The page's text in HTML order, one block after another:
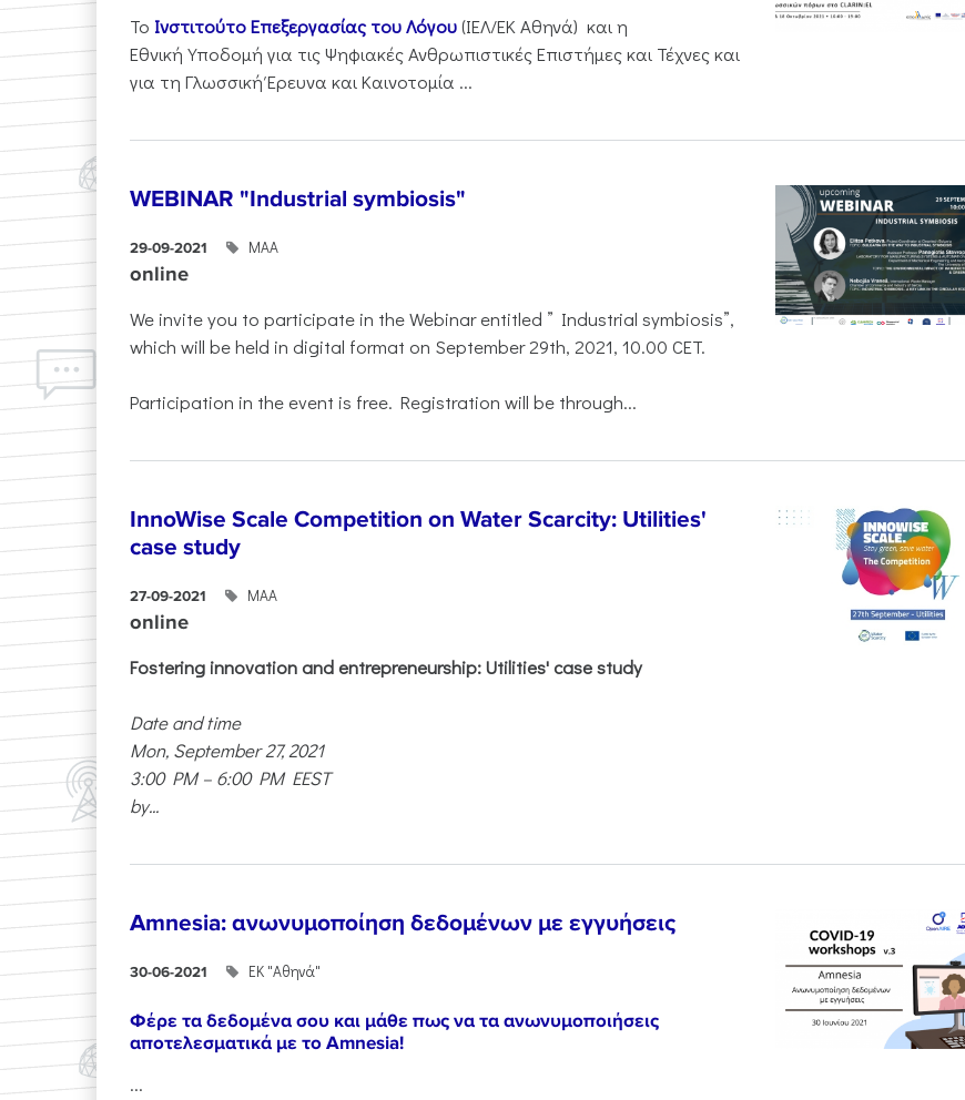
Το Ινστιτούτο Επεξεργασίας του Λόγου(ΙΕΛ/ΕΚ Αθηνά) και η
Εθνική Υποδομή για τις Ψηφιακές Ανθρωπιστικές Επιστήμες και Τέχνες και
για τη Γλωσσική Έρευνα και Καινοτομία ...
WEBINAR "Industrial symbiosis"
29-09-2021 ΜΑΑ
online
We invite you to participate in the Webinar entitled ” Industrial symbiosis”,
which will be held in digital format on September 29th, 2021, 10.00 CET.
Participation in the event is free. Registration will be through...
InnoWise Scale Competition on Water Scarcity: Utilities'
case study
27-09-2021 ΜΑΑ
online
Fostering innovation and entrepreneurship: Utilities' case study
Date and time
Mon, September 27, 2021
3:00 PM – 6:00 PM EEST
by...
Amnesia: ανωνυμοποίηση δεδομένων με εγγυήσεις
30-06-2021 ΕΚ "Αθηνά"
Φέρε τα δεδομένα σου και μάθε πως να τα ανωνυμοποιήσεις
αποτελεσματικά με το Amnesia!
...